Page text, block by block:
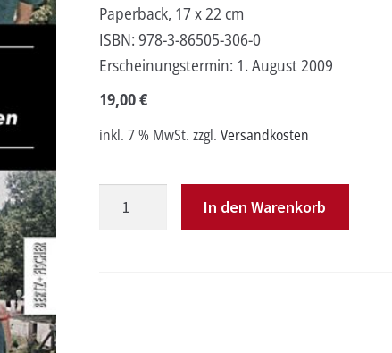
Paperback, 17 x 22 cm
ISBN: 978-3-86505-306-0
Erscheinungstermin: 1. August 2009
19,00€
inkl. 7 % MwSt. zzgl. Versandkosten
In den Warenkorb